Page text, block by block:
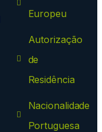
Europeu
Autorização
de
Residência
Nacionalidade
Portuguesa